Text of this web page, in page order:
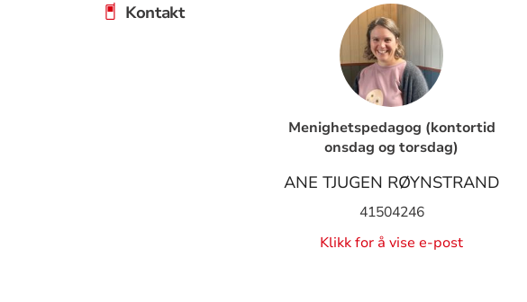
Kontakt
Menighetspedagog (kontortid
onsdag og torsdag)
ANE TJUGEN RØYNSTRAND
41504246
Klikk for å vise e-post